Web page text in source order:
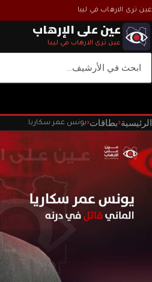
عين ترى الارهاب في ليبا
عين على الإرهاب
عين ترى الارهاب في ليبا
الرئيسية‹بطاقات‹يونس عمر سكاريا.